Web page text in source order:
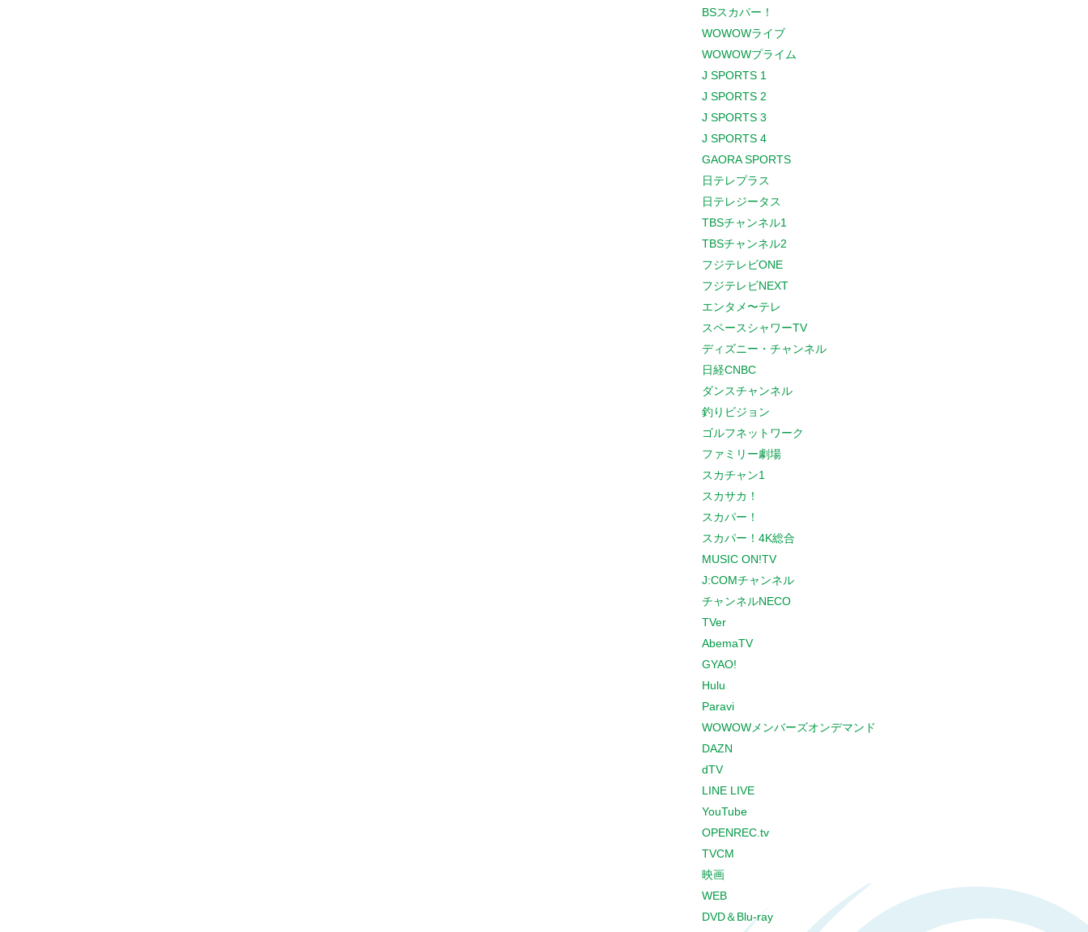
BSスカパー！
WOWOWライブ
WOWOWプライム
J SPORTS 1
J SPORTS 2
J SPORTS 3
J SPORTS 4
GAORA SPORTS
日テレプラス
日テレジータス
TBSチャンネル1
TBSチャンネル2
フジテレビONE
フジテレビNEXT
エンタメ〜テレ
スペースシャワーTV
ディズニー・チャンネル
日経CNBC
ダンスチャンネル
釣りビジョン
ゴルフネットワーク
ファミリー劇場
スカチャン1
スカサカ！
スカパー！
スカパー！4K総合
MUSIC ON!TV
J:COMチャンネル
チャンネルNECO
TVer
AbemaTV
GYAO!
Hulu
Paravi
WOWOWメンバーズオンデマンド
DAZN
dTV
LINE LIVE
YouTube
OPENREC.tv
TVCM
映画
WEB
DVD＆Blu-ray